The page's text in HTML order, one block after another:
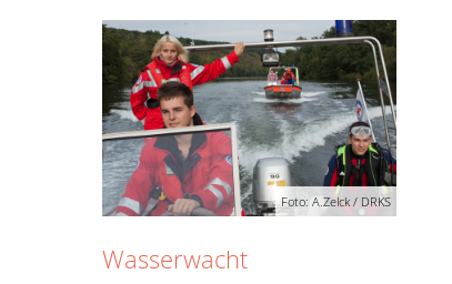
Foto: A.Zelck / DRKS
Wasserwacht